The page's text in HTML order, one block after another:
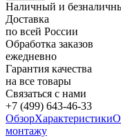
Наличный и
Доставка
по всей России
Обработка заказов
ежедневно
Гарантия качества
на все товары
Связаться с нами
+7 (499) 643-46-33
ОбзорХарактеристики
монтажу